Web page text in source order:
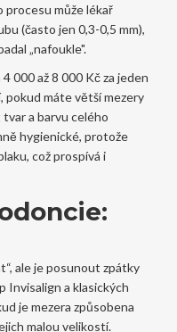
může lékař
(často jen 0,3-0,5 mm),
„nafoukle".
000 až 8 000 Kč za jeden
pokud máte větší mezery
a barvu celého
hygienické, protože
což prospívá i
ale je posunout zpátky
Invisalign a klasických
je mezera způsobena
malou velikostí.